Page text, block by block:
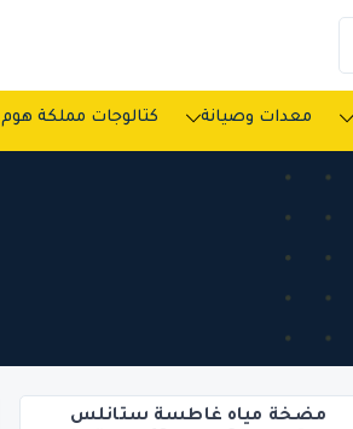
معدات وصيانة كتالوجات مملكة هوم
مضخة مياه غاطسة ستانلس